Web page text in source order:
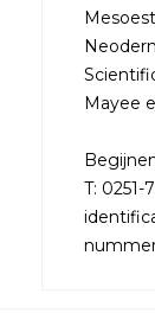
Mayee
T: